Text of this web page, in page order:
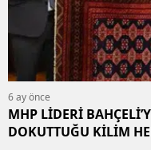
6 ay önce
MHP LİDERİ
DOKUTTUĞU KİLİM